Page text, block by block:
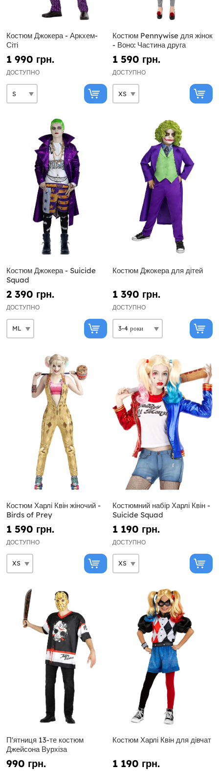
Костюм Джокера - Аркхем-
Сіті
1 990 грн.
ДОСТУПНО
Костюм Pennywise для жінок
- Воно: Частина друга
1 590 грн.
ДОСТУПНО
Костюм Джокера - Suicide
Squad
2 390 грн.
ДОСТУПНО
Костюм Джокера для дітей
1 390 грн.
ДОСТУПНО
Костюм Харлі Квін жіночий -
Birds of Prey
1 590 грн.
ДОСТУПНО
Костюмний набір Харлі Квін -
Suicide Squad
1 190 грн.
ДОСТУПНО
П'ятниця 13-те костюм
Джейсона Вурхіза
990 грн.
Костюм Харлі Квін для дівчат
1 190 грн.